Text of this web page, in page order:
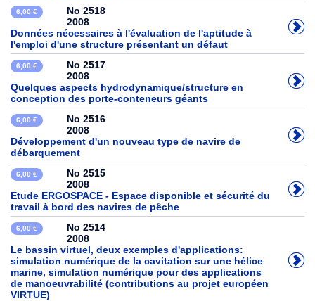
6,00 €
No 2518
2008
Données nécessaires à l'évaluation de l'aptitude à
l'emploi d'une structure présentant un défaut
6,00 €
No 2517
2008
Quelques aspects hydrodynamique/structure en
conception des porte-conteneurs géants
6,00 €
No 2516
2008
Développement d'un nouveau type de navire de
débarquement
6,00 €
No 2515
2008
Etude ERGOSPACE - Espace disponible et sécurité du
travail à bord des navires de pêche
6,00 €
No 2514
2008
Le bassin virtuel, deux exemples d'applications:
simulation numérique de la cavitation sur une hélice
marine, simulation numérique pour des applications
de manoeuvrabilité (contributions au projet européen
VIRTUE)